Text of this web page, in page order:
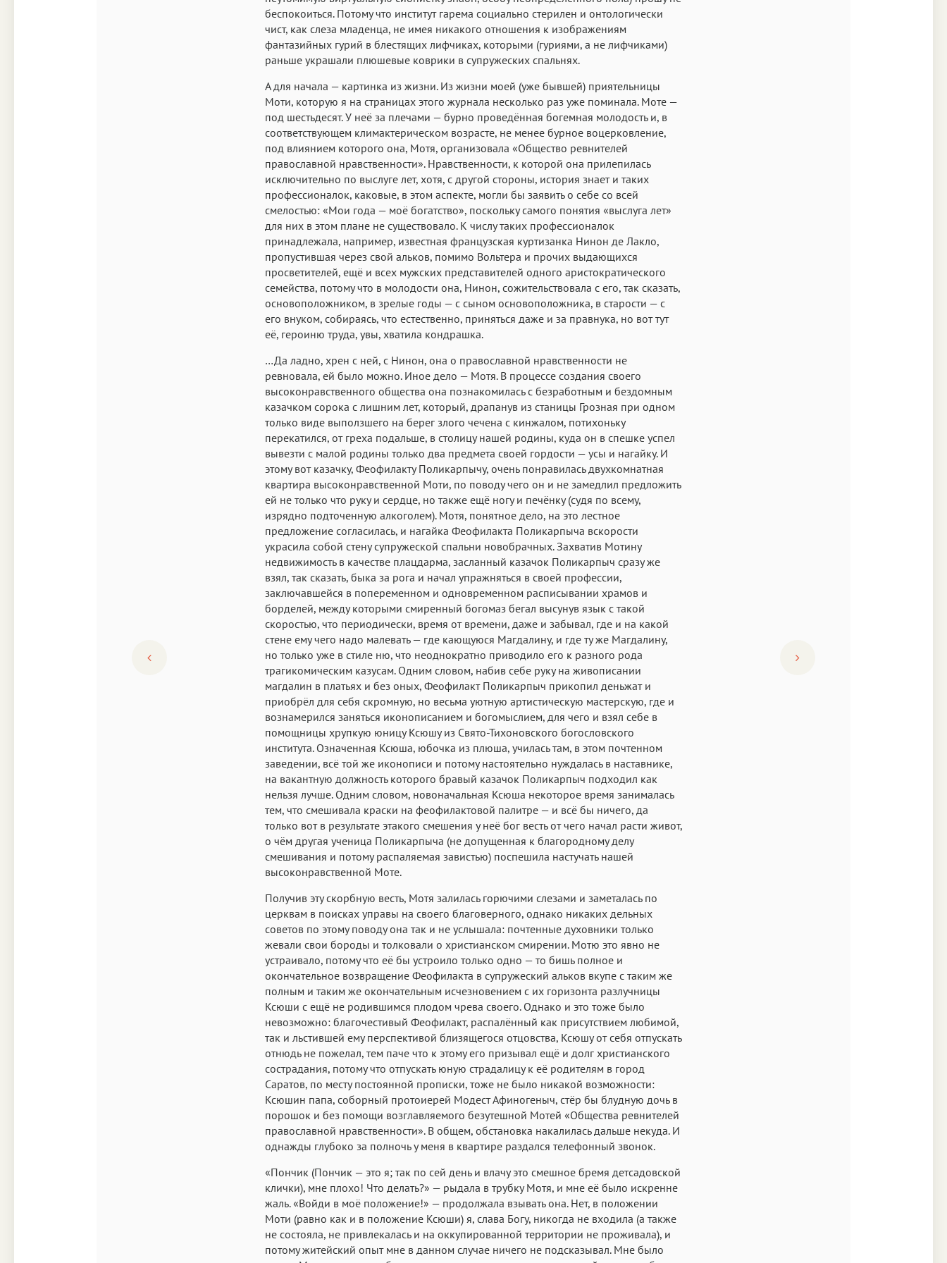
беспокоиться. Потому что институт гарема социально стерилен и онтологически
чист, как слеза младенца, не имея никакого отношения к изображениям
фантазийных гурий в блестящих лифчиках, которыми (гуриями, а не лифчиками)
раньше украшали плюшевые коврики в супружеских спальнях.
А для начала — картинка из жизни. Из жизни моей (уже бывшей) приятельницы
Моти, которую я на страницах этого журнала несколько раз уже поминала. Моте —
под шестьдесят. У неё за плечами — бурно проведённая богемная молодость и, в
соответствующем климактерическом возрасте, не менее бурное воцерковление,
под влиянием которого она, Мотя, организовала «Общество ревнителей
православной нравственности». Нравственности, к которой она прилепилась
исключительно по выслуге лет, хотя, с другой стороны, история знает и таких
профессионалок, каковые, в этом аспекте, могли бы заявить о себе со всей
смелостью: «Мои года — моё богатство», поскольку самого понятия «выслуга лет»
для них в этом плане не существовало. К числу таких профессионалок
принадлежала, например, известная французская куртизанка Нинон де Лакло,
пропустившая через свой альков, помимо Вольтера и прочих выдающихся
просветителей, ещё и всех мужских представителей одного аристократического
семейства, потому что в молодости она, Нинон, сожительствовала с его, так сказать,
основоположником, в зрелые годы — с сыном основоположника, в старости — с
его внуком, собираясь, что естественно, приняться даже и за правнука, но вот тут
её, героиню труда, увы, хватила кондрашка.
…Да ладно, хрен с ней, с Нинон, она о православной нравственности не
ревновала, ей было можно. Иное дело — Мотя. В процессе создания своего
высоконравственного общества она познакомилась с безработным и бездомным
казачком сорока с лишним лет, который, драпанув из станицы Грозная при одном
только виде выползшего на берег злого чечена с кинжалом, потихоньку
перекатился, от греха подальше, в столицу нашей родины, куда он в спешке успел
вывезти с малой родины только два предмета своей гордости — усы и нагайку. И
этому вот казачку, Феофилакту Поликарпычу, очень понравилась двухкомнатная
квартира высоконравственной Моти, по поводу чего он и не замедлил предложить
ей не только что руку и сердце, но также ещё ногу и печёнку (судя по всему,
изрядно подточенную алкоголем). Мотя, понятное дело, на это лестное
предложение согласилась, и нагайка Феофилакта Поликарпыча вскорости
украсила собой стену супружеской спальни новобрачных. Захватив Мотину
недвижимость в качестве плацдарма, засланный казачок Поликарпыч сразу же
взял, так сказать, быка за рога и начал упражняться в своей профессии,
заключавшейся в попеременном и одновременном расписывании храмов и
борделей, между которыми смиренный богомаз бегал высунув язык с такой
скоростью, что периодически, время от времени, даже и забывал, где и на какой
стене ему чего надо малевать — где кающуюся Магдалину, и где ту же Магдалину,
но только уже в стиле ню, что неоднократно приводило его к разного рода
трагикомическим казусам. Одним словом, набив себе руку на живописании
магдалин в платьях и без оных, Феофилакт Поликарпыч прикопил деньжат и
приобрёл для себя скромную, но весьма уютную артистическую мастерскую, где и
вознамерился заняться иконописанием и богомыслием, для чего и взял себе в
помощницы хрупкую юницу Ксюшу из Свято-Тихоновского богословского
института. Означенная Ксюша, юбочка из плюша, училась там, в этом почтенном
заведении, всё той же иконописи и потому настоятельно нуждалась в наставнике,
на вакантную должность которого бравый казачок Поликарпыч подходил как
нельзя лучше. Одним словом, новоначальная Ксюша некоторое время занималась
тем, что смешивала краски на феофилактовой палитре — и всё бы ничего, да
только вот в результате этакого смешения у неё бог весть от чего начал расти живот,
о чём другая ученица Поликарпыча (не допущенная к благородному делу
смешивания и потому распаляемая завистью) поспешила настучать нашей
высоконравственной Моте.
Получив эту скорбную весть, Мотя залилась горючими слезами и заметалась по
церквам в поисках управы на своего благоверного, однако никаких дельных
советов по этому поводу она так и не услышала: почтенные духовники только
жевали свои бороды и толковали о христианском смирении. Мотю это явно не
устраивало, потому что её бы устроило только одно — то бишь полное и
окончательное возвращение Феофилакта в супружеский альков вкупе с таким же
полным и таким же окончательным исчезновением с их горизонта разлучницы
Ксюши с ещё не родившимся плодом чрева своего. Однако и это тоже было
невозможно: благочестивый Феофилакт, распалённый как присутствием любимой,
так и льстившей ему перспективой близящегося отцовства, Ксюшу от себя отпускать
отнюдь не пожелал, тем паче что к этому его призывал ещё и долг христианского
сострадания, потому что отпускать юную страдалицу к её родителям в город
Саратов, по месту постоянной прописки, тоже не было никакой возможности:
Ксюшин папа, соборный протоиерей Модест Афиногеныч, стёр бы блудную дочь в
порошок и без помощи возглавляемого безутешной Мотей «Общества ревнителей
православной нравственности». В общем, обстановка накалилась дальше некуда. И
однажды глубоко за полночь у меня в квартире раздался телефонный звонок.
«Пончик (Пончик — это я; так по сей день и влачу это смешное бремя детсадовской
клички), мне плохо! Что делать?» — рыдала в трубку Мотя, и мне её было искренне
жаль. «Войди в моё положение!» — продолжала взывать она. Нет, в положении
Моти (равно как и в положение Ксюши) я, слава Богу, никогда не входила (а также
не состояла, не привлекалась и на оккупированной территории не проживала), и
потому житейский опыт мне в данном случае ничего не подсказывал. Мне было